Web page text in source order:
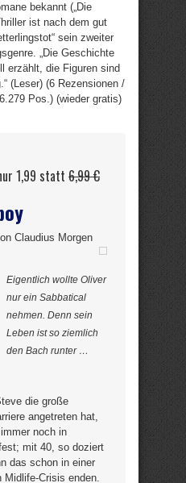
bekannt („Die
ist nach dem gut
sein zweiter
„Die Geschichte
erzählt, die Figuren sind
(Leser) (6 Rezensionen /
Pos.) (wieder gratis)
1,99 statt 6,99 €
Claudius Morgen
Eigentlich wollte Oliver
nur ein Sabbatical
nehmen. Denn sein
Leben ist so ziemlich
den Bach runter …
die große
angetreten hat,
noch in
mit 40, so doziert
das schon in einer
Midlife-Crisis enden.